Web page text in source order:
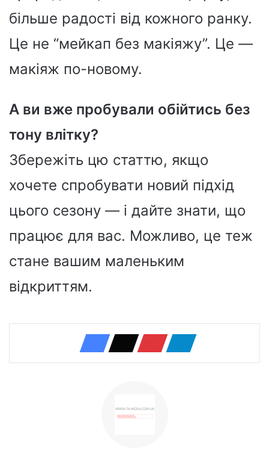
більше радості від кожного ранку.
Це не “мейкап без макіяжу”. Це —
макіяж по-новому.
А ви вже пробували обійтись без
тону влітку?
Збережіть цю статтю, якщо
хочете спробувати новий підхід
цього сезону — і дайте знати, що
працює для вас. Можливо, це теж
стане вашим маленьким
відкриттям.